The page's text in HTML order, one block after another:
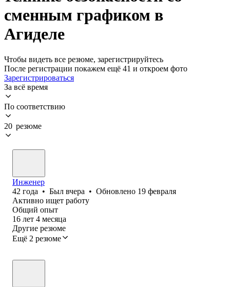
сменным графиком в
Агиделе
Чтобы видеть все резюме, зарегистрируйтесь
После регистрации покажем ещё 41 и откроем фото
Зарегистрироваться
За всё время
По соответствию
20 резюме
Инженер
42 года • Был вчера • Обновлено 19 февраля
Активно ищет работу
Общий опыт
16 лет 4 месяца
Другие резюме
Ещё 2 резюме